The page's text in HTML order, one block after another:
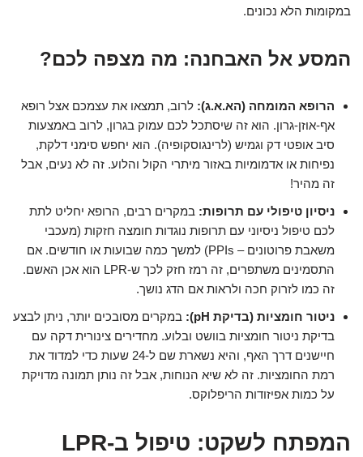
במקומות הלא נכונים.
המסע אל האבחנה: מה מצפה לכם?
הרופא המומחה (הא.א.ג): לרוב, תמצאו את עצמכם אצל רופא
אף-אוזן-גרון. הוא זה שיסתכל לכם עמוק בגרון, לרוב באמצעות
סיב אופטי דק וגמיש (לרינגוסקופיה). הוא יחפש סימני דלקת,
נפיחות או אדמומיות באזור מיתרי הקול והלוע. זה לא נעים, אבל
זה מהיר!
ניסיון טיפולי עם תרופות: במקרים רבים, הרופא יחליט לתת
לכם טיפול ניסיוני עם תרופות נוגדות חומצה חזקות (מעכבי
משאבת פרוטונים – PPIs) למשך כמה שבועות או חודשים. אם
התסמינים משתפרים, זה רמז חזק לכך ש-LPR הוא אכן האשם.
זה כמו לזרוק חכה ולראות אם הדג נושך.
ניטור חומציות (בדיקת pH):
במקרים מסובכים יותר, ניתן לבצע
בדיקת ניטור חומציות בוושט ובלוע. מחדירים צינורית דקה עם
חיישנים דרך האף, והיא נשארת שם ל-24 שעות כדי למדוד את
רמת החומציות. זה לא שיא הנוחות, אבל זה נותן תמונה מדויקת
על כמות אפיזודות הריפלוקס.
המפתח לשקט: טיפול ב-LPR